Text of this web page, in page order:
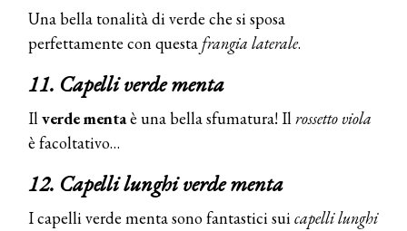
Una bella tonalità di verde che si sposa
perfettamente con questa frangia laterale.
11. Capelli verde menta
Ilverde mentaè una bella sfumatura! Ilrossetto viola
è facoltativo…
12. Capelli lunghi verde menta
I capelli verde menta sono fantastici suicapelli lunghi